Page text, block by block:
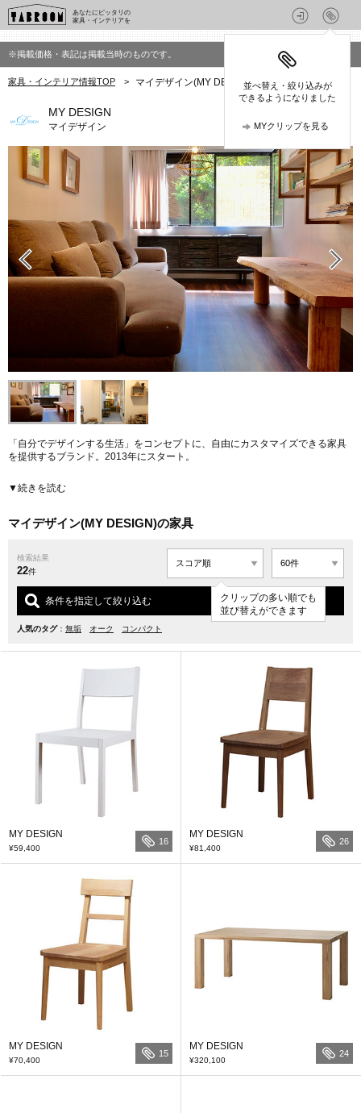
あなたにピッタリの
家具・インテリアを
並べ替え・絞り込みが
できるようになりました
MYクリップを見る
※掲載価格・表記は掲載当時のものです。
家具・インテリア情報TOP > マイデザイン(MY DESIGN)の家具
MY DESIGN
マイデザイン
「自分でデザインする生活」をコンセプトに、自由にカスタマイズできる家具
を提供するブランド。2013年にスタート。
オリジナルデザインの家具をベースに、サイズ、素材、内部機能、デザインな
どを自由に編集してオーダーできる。選べる素材は自然素材、無垢材を中心に3
すべての製品が「1点生産」で製造される。妥協することなく、自分に丁度いい
インターネットでの販売に加え、東京都渋谷区千駄ヶ谷にショールームを展
開。実店舗にて確認しながら自分に合った家具をオーダーできる。
URL:https://www.mydesign.co.jp/
▼続きを読む
マイデザイン(MY DESIGN)の家具
検索結果
22件
クリップの多い順でも
並び替えができます
条件を指定して絞り込む
人気のタグ： 無垢 オーク コンパクト
MY DESIGN
¥59,400
16
MY DESIGN
¥81,400
26
MY DESIGN
¥70,400
15
MY DESIGN
¥320,100
24